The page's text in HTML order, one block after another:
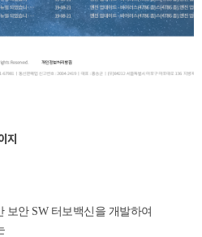
지
보안 SW 터보백신을 개발하여